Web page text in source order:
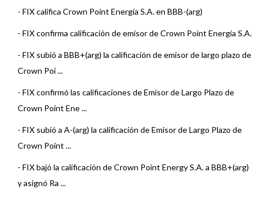
- FIX califica Crown Point Energía S.A. en BBB-(arg)
- FIX confirma calificación de emisor de Crown Point Energía S.A.
- FIX subió a BBB+(arg) la calificación de emisor de largo plazo de
Crown Poi ...
- FIX confirmó las calificaciones de Emisor de Largo Plazo de
Crown Point Ene ...
- FIX subió a A-(arg) la calificación de Emisor de Largo Plazo de
Crown Point ...
- FIX bajó la calificación de Crown Point Energy S.A. a BBB+(arg)
y asignó Ra ...